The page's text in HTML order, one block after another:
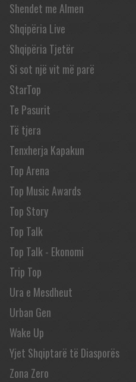
Shendet me Almen
Shqipëria Live
Shqipëria Tjetër
Si sot një vit më parë
StarTop
Te Pasurit
Të tjera
Tenxherja Kapakun
Top Arena
Top Music Awards
Top Story
Top Talk
Top Talk - Ekonomi
Trip Top
Ura e Mesdheut
Urban Gen
Wake Up
Yjet Shqiptarë të Diasporës
Zona Zero